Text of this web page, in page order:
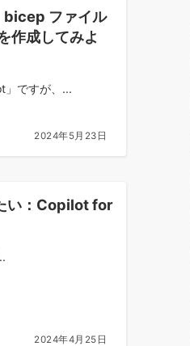
bicep ファイル
作成してみよ
」ですが、...
2024年5月23日
い：Copilot for
2024年4月25日